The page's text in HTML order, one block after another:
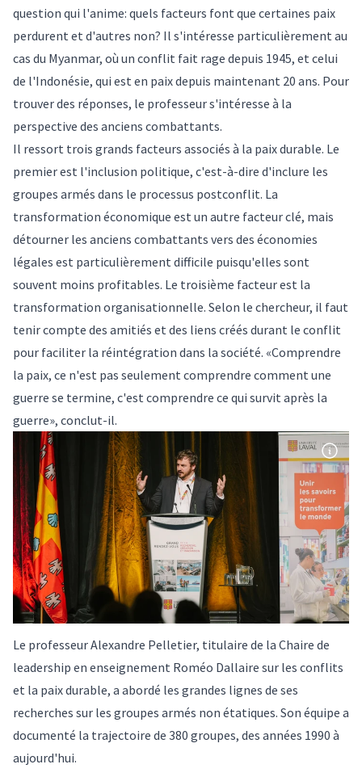
question qui l'anime: quels facteurs font que certaines paix
perdurent et d'autres non? Il s'intéresse particulièrement au
cas du Myanmar, où un conflit fait rage depuis 1945, et celui
de l'Indonésie, qui est en paix depuis maintenant 20 ans. Pour
trouver des réponses, le professeur s'intéresse à la
perspective des anciens combattants.
Il ressort trois grands facteurs associés à la paix durable. Le
premier est l'inclusion politique, c'est-à-dire d'inclure les
groupes armés dans le processus postconflit. La
transformation économique est un autre facteur clé, mais
détourner les anciens combattants vers des économies
légales est particulièrement difficile puisqu'elles sont
souvent moins profitables. Le troisième facteur est la
transformation organisationnelle. Selon le chercheur, il faut
tenir compte des amitiés et des liens créés durant le conflit
pour faciliter la réintégration dans la société. «Comprendre
la paix, ce n'est pas seulement comprendre comment une
guerre se termine, c'est comprendre ce qui survit après la
guerre», conclut-il.
Le professeur Alexandre Pelletier, titulaire de la Chaire de
leadership en enseignement Roméo Dallaire sur les conflits
et la paix durable, a abordé les grandes lignes de ses
recherches sur les groupes armés non étatiques. Son équipe a
documenté la trajectoire de 380 groupes, des années 1990 à
aujourd'hui.